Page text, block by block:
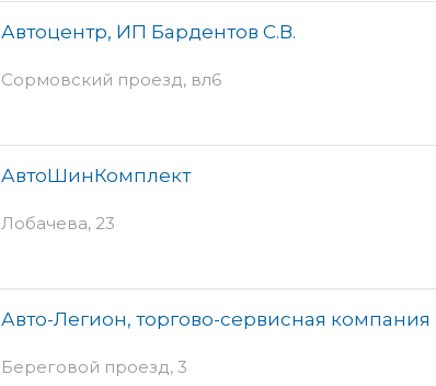
Автоцентр, ИП Бардентов С.В.
Сормовский проезд, вл6
АвтоШинКомплект
Лобачева, 23
Авто-Легион, торгово-сервисная компания
Береговой проезд, 3